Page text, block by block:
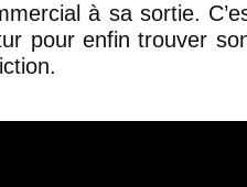
à sa sortie.
pour enfin trouver